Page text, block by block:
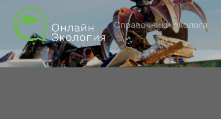
Справочники эколога